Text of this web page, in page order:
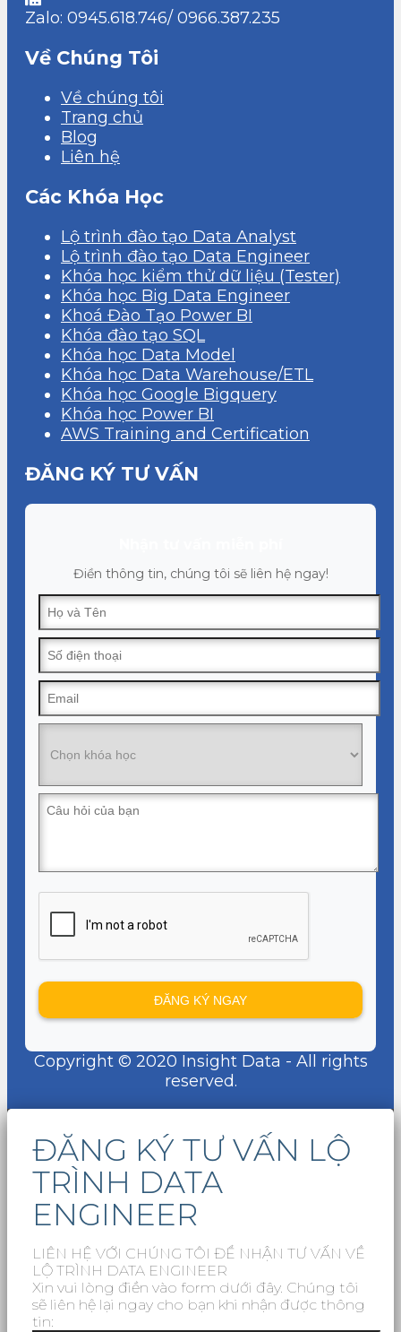
Zalo: 0945.618.746/ 0966.387.235
Về Chúng Tôi
Về chúng tôi
Trang chủ
Blog
Liên hệ
Các Khóa Học
Lộ trình đào tạo Data Analyst
Lộ trình đào tạo Data Engineer
Khóa học kiểm thử dữ liệu (Tester)
Khóa học Big Data Engineer
Khoá Đào Tạo Power BI
Khóa đào tạo SQL
Khóa học Data Model
Khóa học Data Warehouse/ETL
Khóa học Google Bigquery
Khóa học Power BI
AWS Training and Certification
ĐĂNG KÝ TƯ VẤN
Điền thông tin, chúng tôi sẽ liên hệ ngay!
Copyright © 2020 Insight Data - All rights
reserved.
ĐĂNG KÝ TƯ VẤN LỘ
TRÌNH DATA
ENGINEER
LIÊN HỆ VỚI CHÚNG TÔI ĐỂ NHẬN TƯ VẤN VỀ
LỘ TRÌNH DATA ENGINEER
Xin vui lòng điền vào form dưới đây. Chúng tôi
sẽ liên hệ lại ngay cho bạn khi nhận được thông
tin: